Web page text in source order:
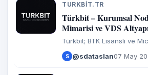
T
TURKBIT.TR
Türkbit – Kurumsal
Mimarisi ve VDS
Türkbit; BTK Lisanslı ve
onaylı, işletmeler için
otomatize sunucu kiralama
S @sdataslan07 May